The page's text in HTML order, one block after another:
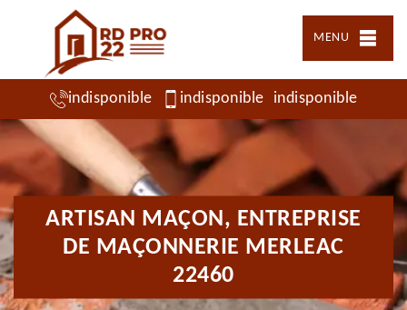
MENU
indisponible indisponible indisponible
ARTISAN MAÇON, ENTREPRISE
DE MAÇONNERIE MERLEAC
22460